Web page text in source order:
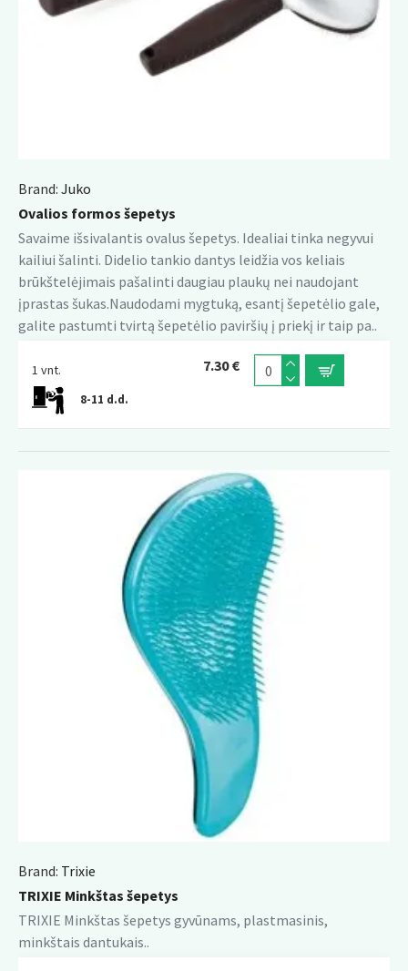
Brand: Juko
Ovalios formos šepetys
Savaime išsivalantis ovalus šepetys. Idealiai tinka negyvui
kailiui šalinti. Didelio tankio dantys leidžia vos keliais
brūkštelėjimais pašalinti daugiau plaukų nei naudojant
įprastas šukas.Naudodami mygtuką, esantį šepetėlio gale,
galite pastumti tvirtą šepetėlio paviršių į priekį ir taip pa..
1 vnt.
8-11 d.d.
7.30 €
Brand: Trixie
TRIXIE Minkštas šepetys
TRIXIE Minkštas šepetys gyvūnams, plastmasinis,
minkštais dantukais..